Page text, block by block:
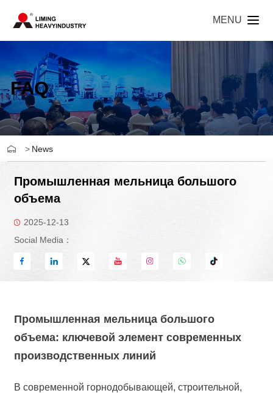
MENU
FAQ
> News
Промышленная мельница большого
объема
2025-12-13
Social Media：
Промышленная мельница большого
объема: ключевой элемент современных
производственных линий
В современной горнодобывающей, строительной,